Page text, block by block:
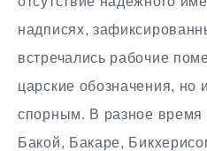
надписях,
встречались рабочие
царские обозначения, но
спорным. В разное время
Бакой, Бакаре,